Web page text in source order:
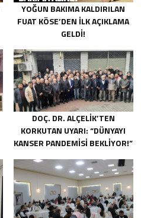
YOĞUN BAKIMA KALDIRILAN
FUAT KÖSE’DEN İLK AÇIKLAMA
GELDI!
DOÇ. DR. ALÇELIK’TEN
KORKUTAN UYARI: “DÜNYAYI
KANSER PANDEMISI BEKLIYOR!”